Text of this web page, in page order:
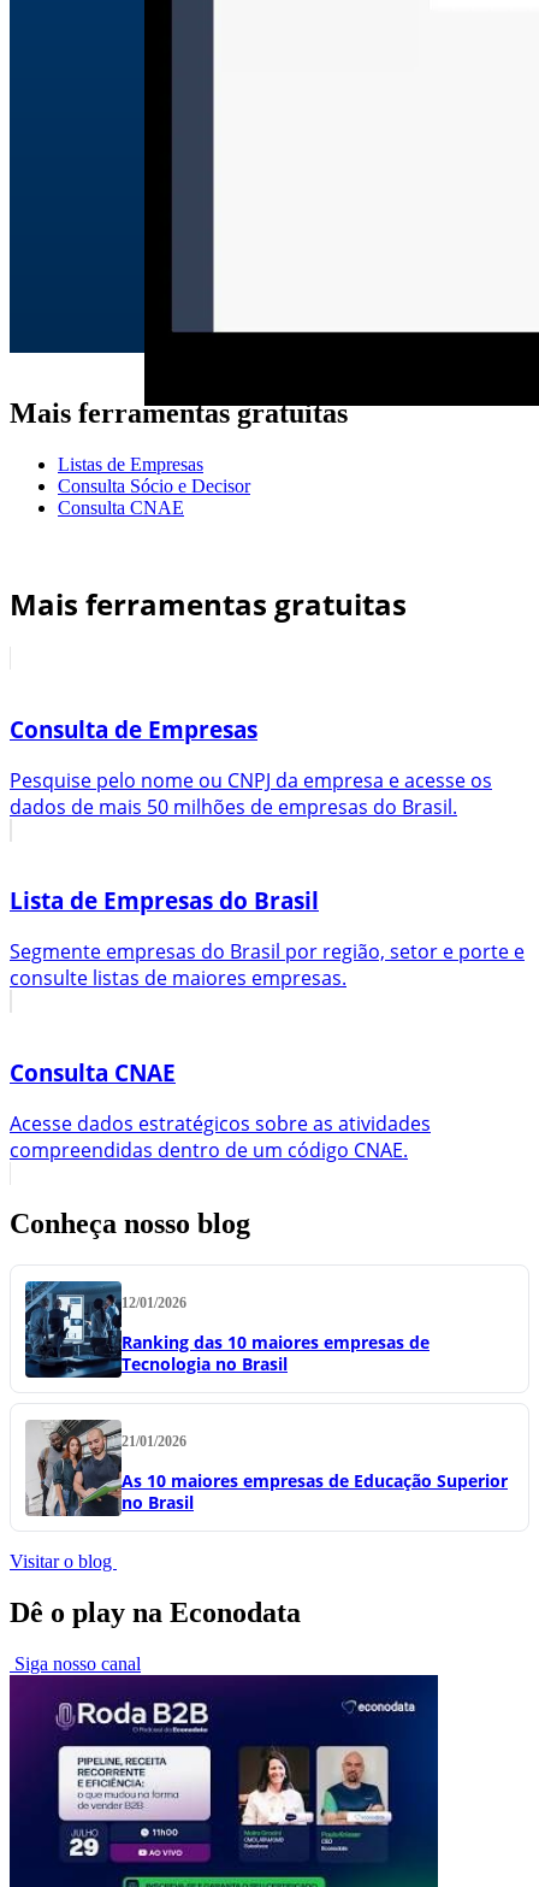
Mais ferramentas gratuitas
Listas de Empresas
Consulta Sócio e Decisor
Consulta CNAE
Mais ferramentas gratuitas
Consulta de Empresas
Pesquise pelo nome ou CNPJ da empresa e acesse os
dados de mais 50 milhões de empresas do Brasil.
Lista de Empresas do Brasil
Segmente empresas do Brasil por região, setor e porte e
consulte listas de maiores empresas.
Consulta CNAE
Acesse dados estratégicos sobre as atividades
compreendidas dentro de um código CNAE.
Conheça nosso blog
12/01/2026
Ranking das 10 maiores empresas de
Tecnologia no Brasil
21/01/2026
As 10 maiores empresas de Educação Superior
no Brasil
Visitar o blog
Dê o play na Econodata
Siga nosso canal